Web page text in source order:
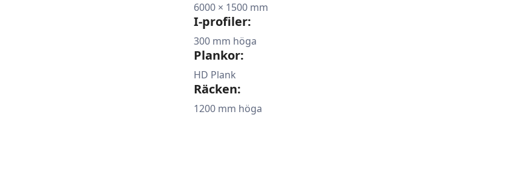
6000 × 1500 mm
I-profiler:
300 mm höga
Plankor:
HD Plank
Räcken:
1200 mm höga